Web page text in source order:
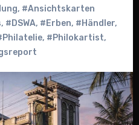
, #Ansichtskarten
, #DSWA, #Erben, #Händler,
, #Philokartist,